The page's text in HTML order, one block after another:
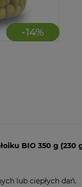
-14%
BIO 350 g (230
lub ciepłych dań.